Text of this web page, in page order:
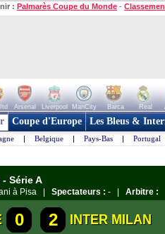
: Palmarès Coupe du Monde -
Arsenal Liverpool ManCity Barca Real
Coupe d'Europe Les Bleus &
| Belgique | Pays-Bas | Portugal
Série A
à Pisa | Spectateurs : - | Arbitre :
0 2 INTER MILAN